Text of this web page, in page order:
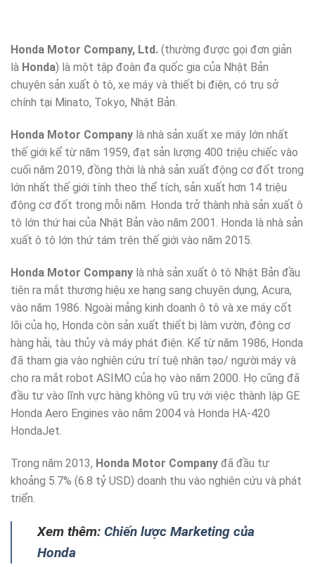
Honda Motor Company, Ltd. (thường được gọi đơn giản
là Honda) là một tập đoàn đa quốc gia của Nhật Bản
chuyên sản xuất ô tô, xe máy và thiết bị điện, có trụ sở
chính tại Minato, Tokyo, Nhật Bản.
Honda Motor Company là nhà sản xuất xe máy lớn nhất
thế giới kể từ năm 1959, đạt sản lượng 400 triệu chiếc vào
cuối năm 2019, đồng thời là nhà sản xuất động cơ đốt trong
lớn nhất thế giới tính theo thể tích, sản xuất hơn 14 triệu
động cơ đốt trong mỗi năm. Honda trở thành nhà sản xuất ô
tô lớn thứ hai của Nhật Bản vào năm 2001. Honda là nhà sản
xuất ô tô lớn thứ tám trên thế giới vào năm 2015.
Honda Motor Company là nhà sản xuất ô tô Nhật Bản đầu
tiên ra mắt thương hiệu xe hạng sang chuyên dụng, Acura,
vào năm 1986. Ngoài mảng kinh doanh ô tô và xe máy cốt
lõi của họ, Honda còn sản xuất thiết bị làm vườn, động cơ
hàng hải, tàu thủy và máy phát điện. Kể từ năm 1986, Honda
đã tham gia vào nghiên cứu trí tuệ nhân tạo/ người máy và
cho ra mắt robot ASIMO của họ vào năm 2000. Họ cũng đã
đầu tư vào lĩnh vực hàng không vũ trụ với việc thành lập GE
Honda Aero Engines vào năm 2004 và Honda HA-420
HondaJet.
Trong năm 2013, Honda Motor Company đã đầu tư
khoảng 5.7% (6.8 tỷ USD) doanh thu vào nghiên cứu và phát
triển.
Xem thêm: Chiến lược Marketing của
Honda